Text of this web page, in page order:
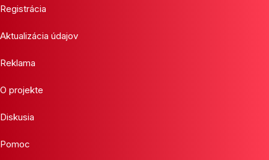
Registrácia
Aktualizácia údajov
Reklama
O projekte
Diskusia
Pomoc